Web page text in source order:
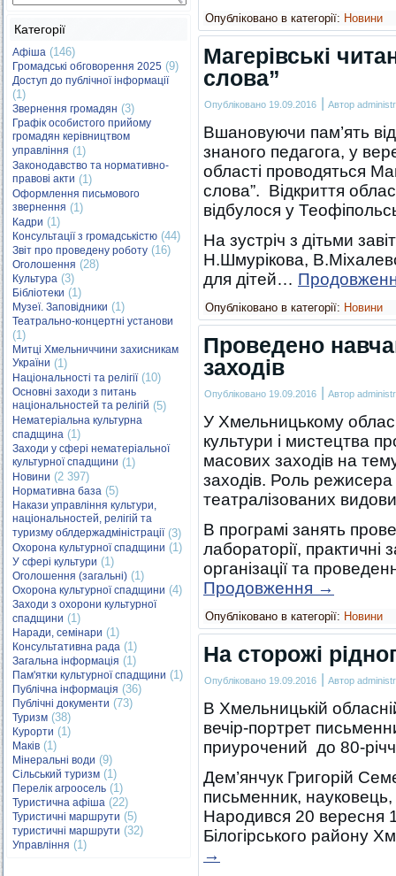
Категорії
Афіша (146)
Громадські обговорення 2025 (9)
Доступ до публічної інформації
(1)
Звернення громадян (3)
Графік особистого прийому
громадян керівництвом
управління (1)
Законодавство та нормативно-
правові акти (1)
Оформлення письмового
звернення (1)
Кадри (1)
Консультації з громадськістю (44)
Звіт про проведену роботу (16)
Оголошення (28)
Культура (3)
Бібліотеки (1)
Музеї. Заповідники (1)
Театрально-концертні установи
(1)
Митці Хмельниччини захисникам
України (1)
Національності та релігії(10)
Основні заходи з питань
національностей та релігій (5)
Нематеріальна культурна
спадщина (1)
Заходи у сфері нематеріальної
культурної спадщини (1)
Новини (2 397)
Нормативна база (5)
Накази управління культури,
національностей, релігій та
туризму облдержадміністрації(3)
Охорона культурної спадщини (1)
У сфері культури (1)
Оголошення (загальні) (1)
Охорона культурної спадщини (4)
Заходи з охорони культурної
спадщини (1)
Наради, семінари (1)
Консультативна рада (1)
Загальна інформація (1)
Пам'ятки культурної спадщини (1)
Публічна інформація (36)
Публічні документи (73)
Туризм (38)
Курорти (1)
Маків (1)
Мінеральні води (9)
Сільський туризм (1)
Перелік агроосель (1)
Туристична афіша (22)
Туристичні маршрути (5)
туристичні маршрути (32)
Управління (1)
Опубліковано в категорії: Новини
Магерівські
слова”
Опубліковано 19.09.2016 | Автор
Вшановуючи пам’ять
знаного педагога, у
області проводяться
слова”. Відкриття
відбулося у
На зустріч з дітьми
Н.Шмурікова,
для дітей…
Опубліковано в категорії: Новини
Проведено
заходів
Опубліковано 19.09.2016 | Автор
У Хмельницькому
культури і мистецтва
масових заходів на
заходів. Роль режисера
театралізованих
В програмі занять
лабораторії, практичні
організації та
Продовження →
Опубліковано в категорії: Новини
На сторожі
Опубліковано 19.09.2016 | Автор
В Хмельницькій
вечір-портрет
приурочений до 80-
Дем’янчук Григорій
письменник, науковець,
Народився 20 вересня
Білогірського району
→